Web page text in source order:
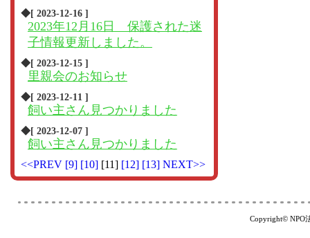
◆[ 2023-12-16 ]
2023年12月16日 保護された迷
子情報更新しました。
◆[ 2023-12-15 ]
里親会のお知らせ
◆[ 2023-12-11 ]
飼い主さん見つかりました
◆[ 2023-12-07 ]
飼い主さん見つかりました
<<PREV [9] [10] [11] [12] [13] NEXT>>
Copyright© NPO